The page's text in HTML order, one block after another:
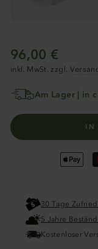
96,00 €
inkl. MwSt. zzgl.
Am Lager | in
IN
30 Tage
5 Jahre
Kostenloser